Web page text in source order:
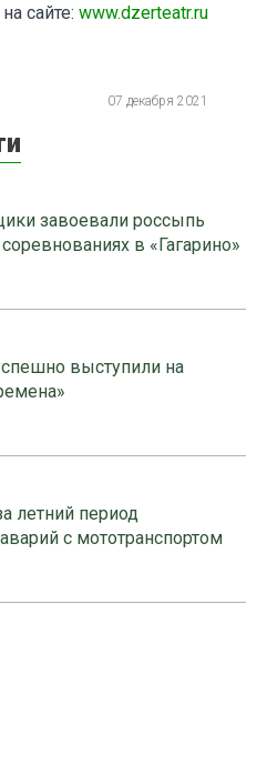
сайте: www.dzerteatr.ru
07 декабря 2021
завоевали россыпь
в «Гагарино»
выступили на
летний период
с мототранспортом